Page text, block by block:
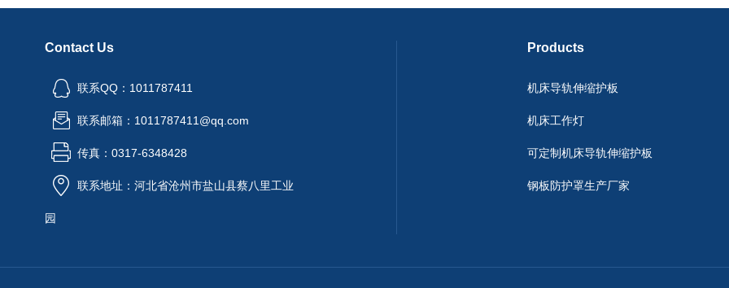
Contact Us
联系QQ：1011787411
联系邮箱：1011787411@qq.com
传真：0317-6348428
联系地址：河北省沧州市盐山县蔡八里工业
园
Products
机床导轨伸缩护板
机床工作灯
可定制机床导轨伸缩护板
钢板防护罩生产厂家